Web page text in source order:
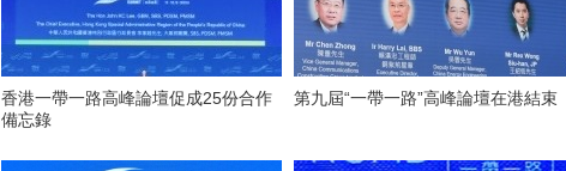
香港一帶一路高峰論壇促成25份合作
備忘錄
第九屆“一帶一路”高峰論壇在港結束